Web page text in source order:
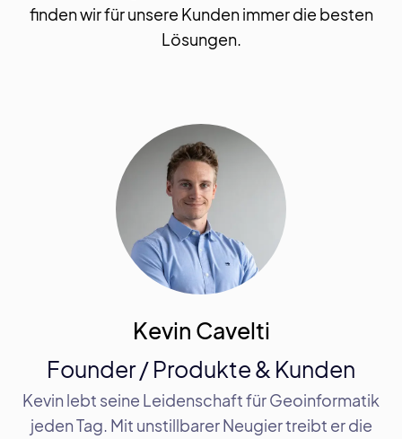
finden wir für unsere Kunden immer die besten
Lösungen.
Kevin Cavelti
Founder / Produkte & Kunden
Kevin lebt seine Leidenschaft für Geoinformatik
jeden Tag. Mit unstillbarer Neugier treibt er die